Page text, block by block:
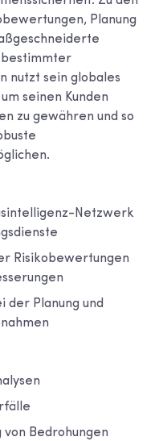
Planung
bestimmter
nutzt sein globales
seinen Kunden
zu gewähren und so
Netzwerk
Risikobewertungen
Planung und
von Bedrohungen